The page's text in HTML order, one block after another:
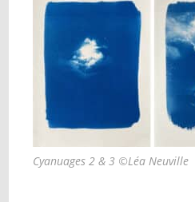
Cyanuages 2 & 3 ©Léa Neuville